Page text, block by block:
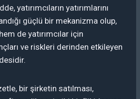
yatırımcıların yatırımlarını
güçlü bir mekanizma olup,
de yatırımcılar için
ve riskleri derinden etkileyen
bir şirketin satılması,